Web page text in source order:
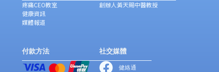
疼痛CEO教室
健康資訊
媒體報道
創辦人黃天賜中醫教授
付款方法 社交媒體
健絡通